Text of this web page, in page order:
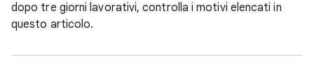
dopo tre giorni lavorativi, controlla i motivi elencati in
questo articolo.